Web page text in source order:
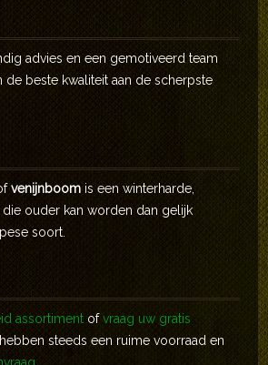
advies en een gemotiveerd team
de beste kwaliteit aan de scherpste
venijnboom is een winterharde,
ouder kan worden dan gelijk
soort.
assortiment ofvraag uw gratis
hebben steeds een ruime voorraad en